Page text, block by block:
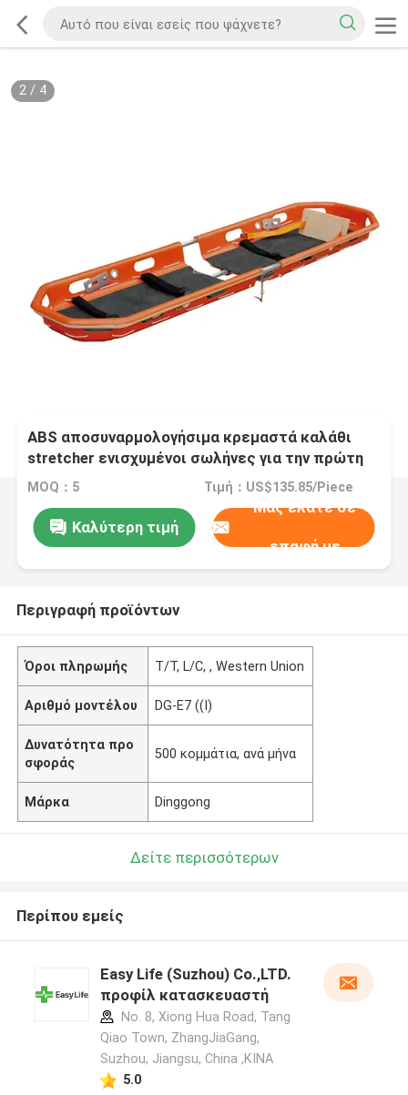
2/ 4
ABS αποσυναρμολογήσιμα κρεμαστά καλάθι
stretcher ενισχυμένοι σωλήνες για την πρώτη
βοήθεια αέρα
MOQ：5 Τιμή：US$135.85/Piece
Καλύτερη τιμή
Μας ελάτε σε
επαφή με
Περιγραφή προϊόντων
Όροι πληρωμής T/T, L/C, , Western Union
Αριθμό μοντέλου DG-E7 ((I)
Δυνατότητα προ
σφοράς
500 κομμάτια, ανά μήνα
Μάρκα Dinggong
Δείτε περισσότερων
Περίπου εμείς
Easy Life (Suzhou) Co.,LTD.
προφίλ κατασκευαστή
No. 8, Xiong Hua Road, Tang
Qiao Town, ZhangJiaGang,
Suzhou, Jiangsu, China ,ΚΙΝΑ
5.0